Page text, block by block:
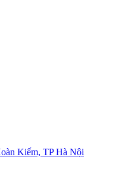
Kiếm, TP Hà Nội